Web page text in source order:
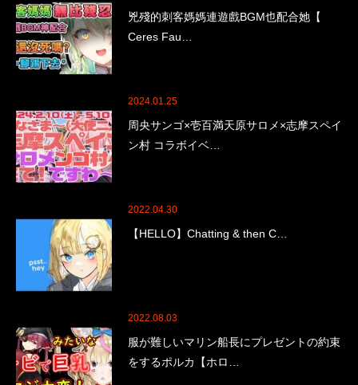
兇殘的刺客媽媽連遊戲BGM也配合她【
Ceres Fau…
2024.01.25
周央サンゴ×壱百満天原サロメ×志摩スペイ
ン村 コラボイベ…
2022.04.30
【HELLO】Chatting & then C…
2022.08.03
服が難しいマリン船長にプレゼントの約束
をするポルカ【ホロ…